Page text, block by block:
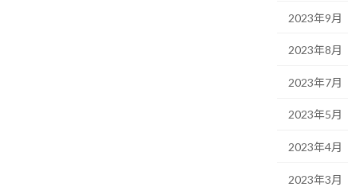
2023年9月
2023年8月
2023年7月
2023年5月
2023年4月
2023年3月